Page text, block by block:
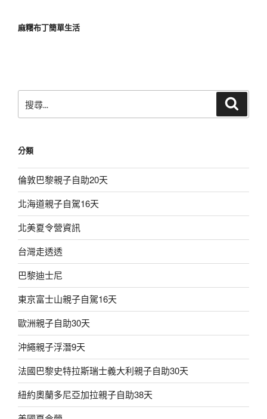
麻糬布丁簡單生活
尋
字:
分類
倫敦巴黎親子自助20天
北海道親子自駕16天
北美夏令營資訊
台灣走透透
巴黎迪士尼
東京富士山親子自駕16天
歐洲親子自助30天
沖繩親子浮潛9天
法國巴黎史特拉斯瑞士義大利親子自助30天
紐約奧蘭多尼亞加拉親子自助38天